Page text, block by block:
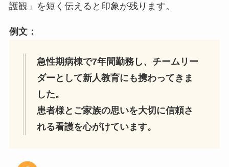
護観」を短く伝えると印象が残ります。
例文：
急性期病棟で7年間勤務し、チームリー
ダーとして新人教育にも携わってきま
した。
患者様とご家族の思いを大切に信頼さ
れる看護を心がけています。